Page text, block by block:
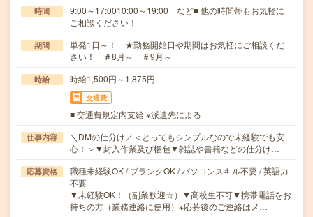
時間
9:00～17:0010:00～19:00 など■ 他の時間帯もお気軽に
ご相談ください！
期間
単発1日～！ ★勤務開始日や期間はお気軽にご相談くだ
さい！ ＃8月～ ＃9月～
時給 時給1,500円～1,875円
交通費
■ 交通費規定内支給 ※派遣先による
仕事内容
＼DMの仕分け／＜とってもシンプルなので未経験でも安
心！＞▼封入作業及び梱包▼雑誌や書籍などの仕分け…
応募資格
職種未経験OK / ブランクOK / パソコンスキル不要 / 英語力
不要
▼未経験OK！（副業歓迎☆）▼高校生不可▼携帯電話をお
持ちの方（業務連絡に使用）※応募後のご連絡はメ…